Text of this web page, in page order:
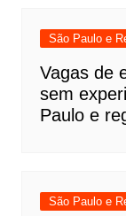
São Paulo e
Vagas de
sem
Paulo e
São Paulo e